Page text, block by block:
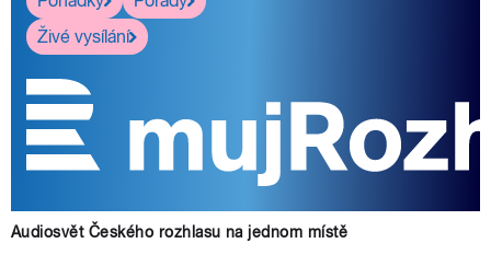
Živé vysílání
Audiosvět Českého rozhlasu na jednom místě